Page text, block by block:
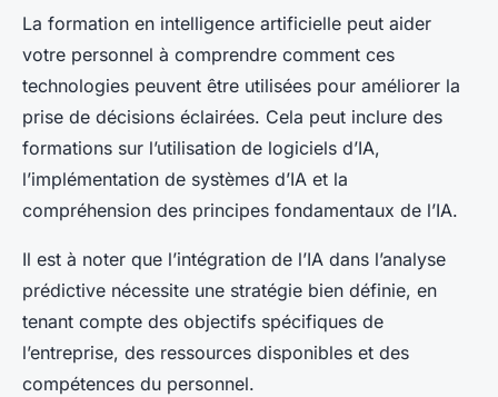
La formation en intelligence artificielle peut aider
votre personnel à comprendre comment ces
technologies peuvent être utilisées pour améliorer la
prise de décisions éclairées. Cela peut inclure des
formations sur l’utilisation de logiciels d’IA,
l’implémentation de systèmes d’IA et la
compréhension des principes fondamentaux de l’IA.
Il est à noter que l’intégration de l’IA dans l’analyse
prédictive nécessite une stratégie bien définie, en
tenant compte des objectifs spécifiques de
l’entreprise, des ressources disponibles et des
compétences du personnel.